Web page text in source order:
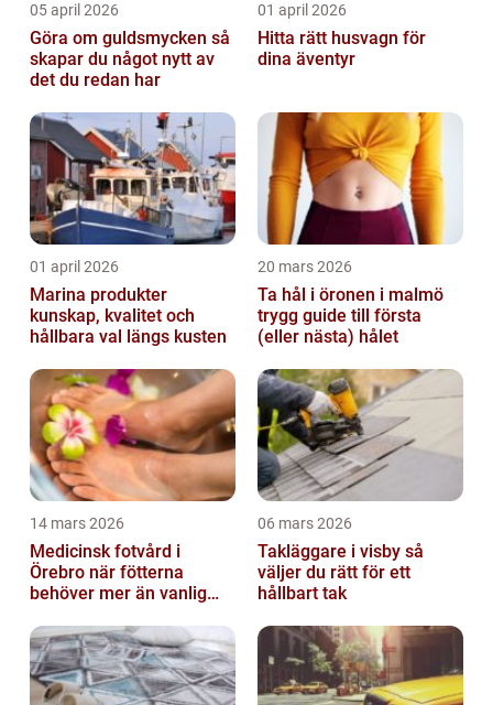
05 april 2026
Göra om guldsmycken så
skapar du något nytt av
det du redan har
01 april 2026
Hitta rätt husvagn för
dina äventyr
01 april 2026
Marina produkter
kunskap, kvalitet och
hållbara val längs kusten
20 mars 2026
Ta hål i öronen i malmö
trygg guide till första
(eller nästa) hålet
14 mars 2026
Medicinsk fotvård i
Örebro när fötterna
behöver mer än vanlig
06 mars 2026
Takläggare i visby så
väljer du rätt för ett
hållbart tak